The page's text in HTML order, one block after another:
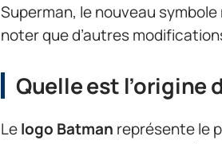
Superman, le nouveau symbole
noter que d’autres
Quelle est l’origine
Lelogo Batman représente le